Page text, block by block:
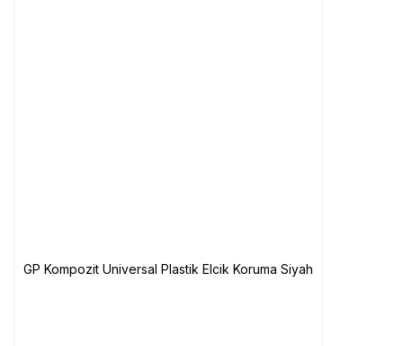
GP Kompozit Universal Plastik Elcik Koruma Siyah